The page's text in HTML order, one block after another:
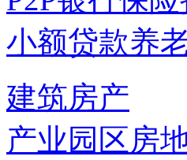
小额贷款养
建筑房产
产业园区房